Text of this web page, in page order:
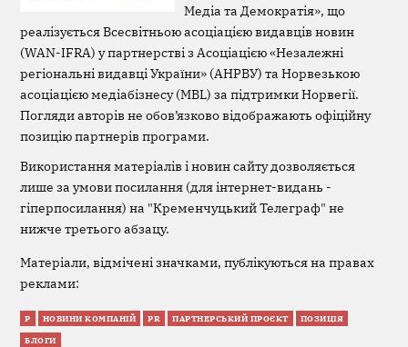
Медіа та Демократія», що
реалізується Всесвітньою асоціацією видавців новин
(WAN-IFRA) у партнерстві з Асоціацією «Незалежні
регіональні видавці України» (АНРВУ) та Норвезькою
асоціацією медіабізнесу (MBL) за підтримки Норвегії.
Погляди авторів не обов’язково відображають офіційну
позицію партнерів програми.
Використання матеріалів і новин сайту дозволяється
лише за умови посилання (для інтернет-видань -
гіперпосилання) на "Кременчуцький Телеграф" не
нижче третього абзацу.
Матеріали, відмічені значками, публікуються на правах
реклами:
Р НОВИНИ КОМПАНІЙ PR ПАРТНЕРСЬКИЙ ПРОЄКТ ПОЗИЦІЯ
БЛОГИ